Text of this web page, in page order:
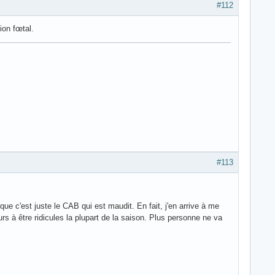
#112
fœtal.
#113
c'est juste le CAB qui est maudit. En fait, j'en arrive à me
à être ridicules la plupart de la saison. Plus personne ne va